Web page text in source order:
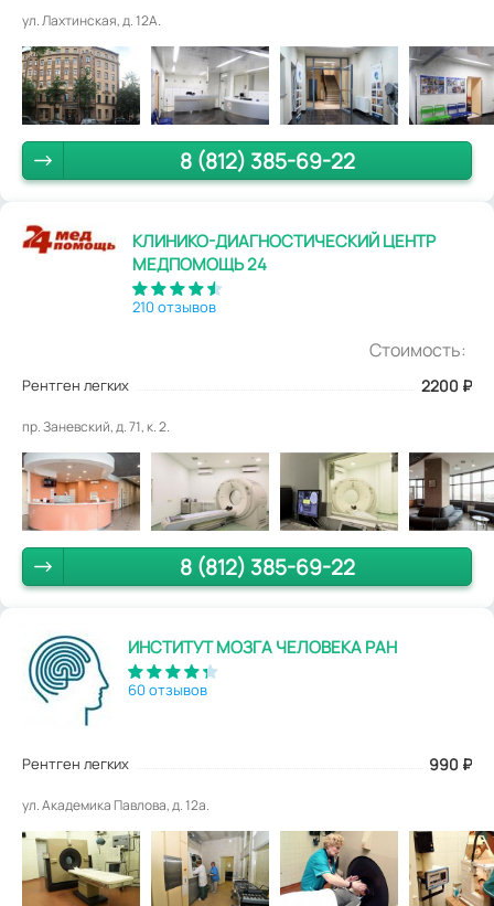
ул. Лахтинская, д. 12А.
8 (812) 385-69-22
КЛИНИКО-ДИАГНОСТИЧЕСКИЙ ЦЕНТР
МЕДПОМОЩЬ 24
210 отзывов
Стоимость:
Рентген легких 2200 ₽
пр. Заневский, д. 71, к. 2.
8 (812) 385-69-22
ИНСТИТУТ МОЗГА ЧЕЛОВЕКА РАН
60 отзывов
Рентген легких 990 ₽
ул. Академика Павлова, д. 12а.